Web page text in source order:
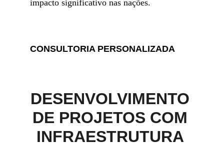
impacto significativo nas nações.
CONSULTORIA PERSONALIZADA
DESENVOLVIMENTO
DE PROJETOS COM
INFRAESTRUTURA